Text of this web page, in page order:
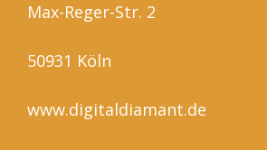
Max-Reger-Str. 2
50931 Köln
www.digitaldiamant.de